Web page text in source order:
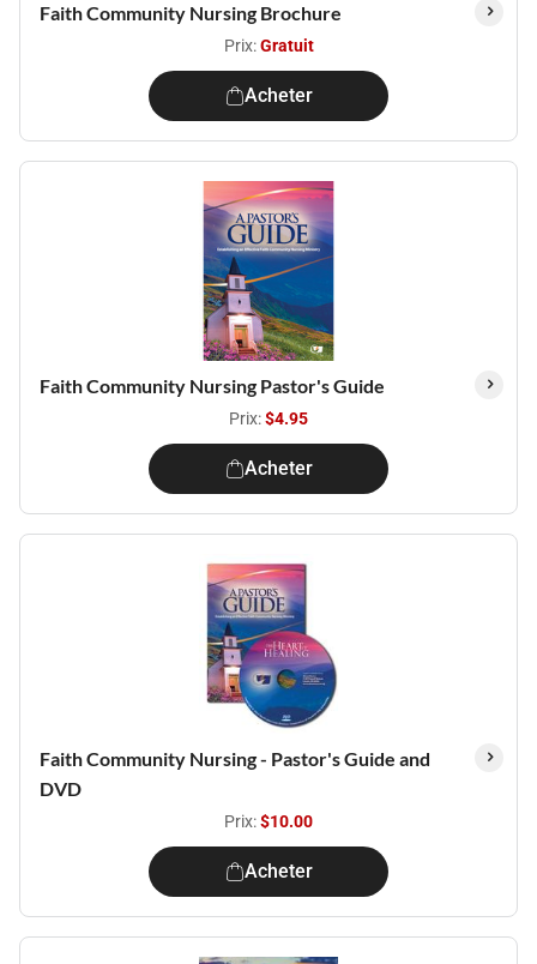
Faith Community Nursing Brochure
Prix:Gratuit
Acheter
Faith Community Nursing Pastor's Guide
Prix:$4.95
Acheter
Faith Community Nursing - Pastor's Guide and
DVD
Prix:$10.00
Acheter